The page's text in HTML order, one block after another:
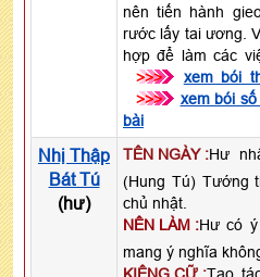
nên tiến hành
rước lấy tai ương.
hợp để làm các
>>>
xem bói
>>>
xem bói
bài
Nhị Thập
Bát Tú
(hư)
TÊN NGÀY :Hư
(Hung Tú) Tướng
chủ nhật.
NÊN LÀM :Hư có
mang ý nghĩa